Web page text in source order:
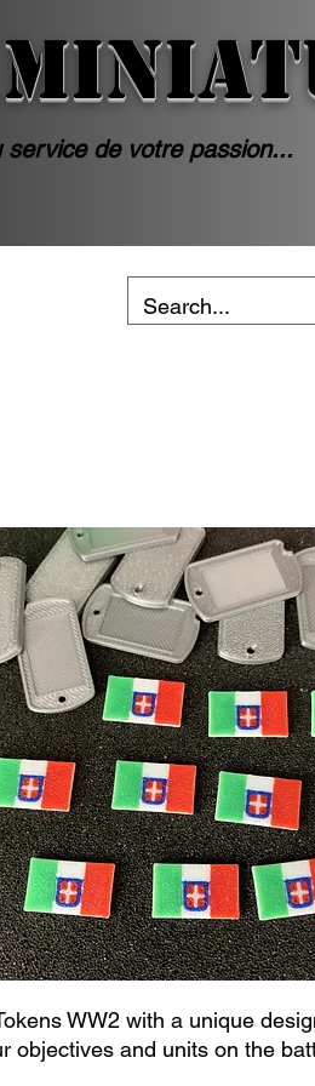
service de votre passion...
WW2 with a unique
objectives and units on the